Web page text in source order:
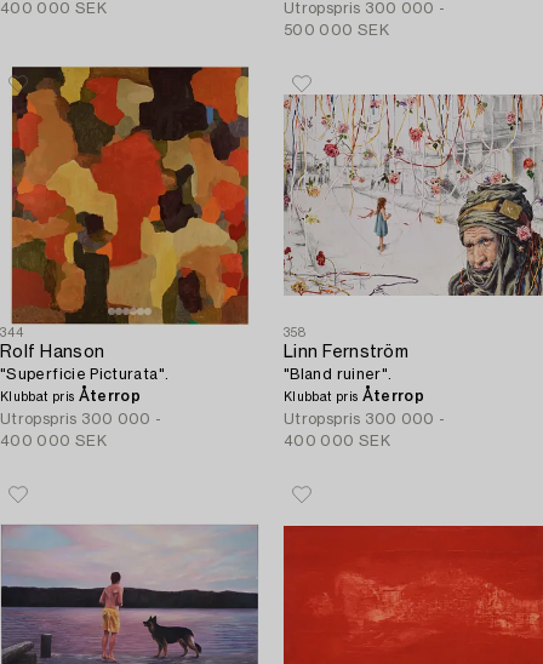
400 000 SEK
Utropspris 300 000 -
500 000 SEK
344
Rolf Hanson
"Superficie Picturata".
Klubbat pris Återrop
Utropspris 300 000 -
400 000 SEK
358
Linn Fernström
"Bland ruiner".
Klubbat pris Återrop
Utropspris 300 000 -
400 000 SEK